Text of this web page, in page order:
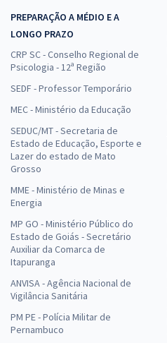
PREPARAÇÃO A MÉDIO E A
LONGO PRAZO
CRP SC - Conselho Regional de
Psicologia - 12ª Região
SEDF - Professor Temporário
MEC - Ministério da Educação
SEDUC/MT - Secretaria de
Estado de Educação, Esporte e
Lazer do estado de Mato
Grosso
MME - Ministério de Minas e
Energia
MP GO - Ministério Público do
Estado de Goiás - Secretário
Auxiliar da Comarca de
Itapuranga
ANVISA - Agência Nacional de
Vigilância Sanitária
PM PE - Polícia Militar de
Pernambuco